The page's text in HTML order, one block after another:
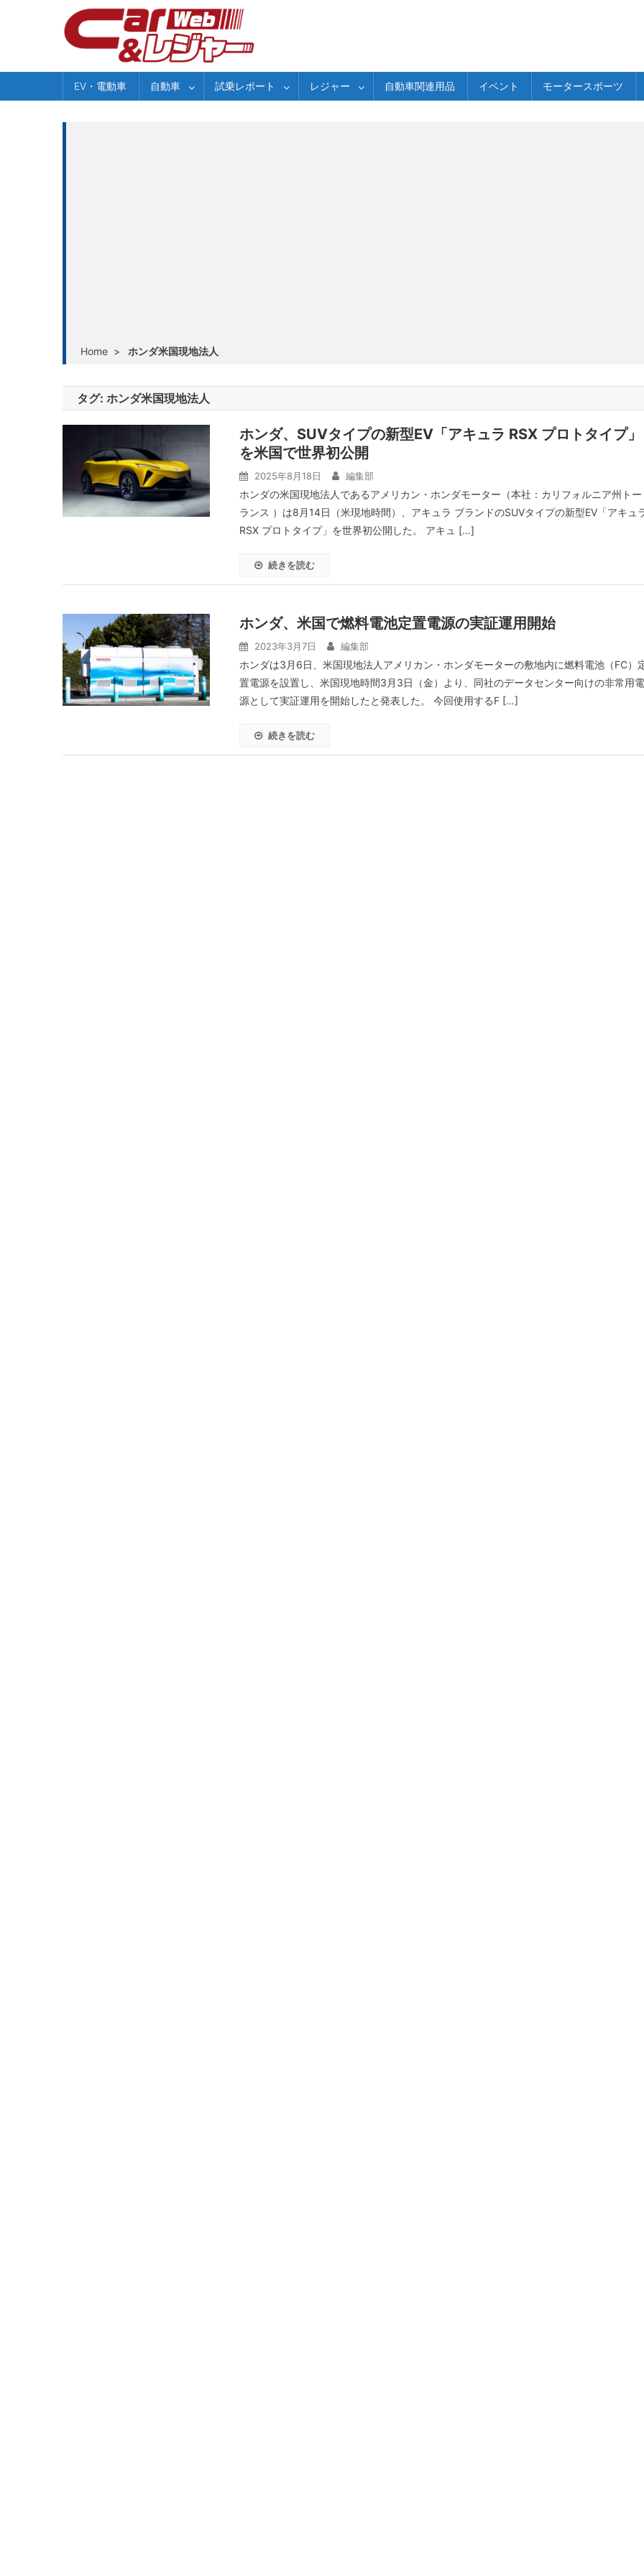
EV・電動車 自動車 試乗レポート レジャー 自動車関連用品 イベント モータースポーツ
Home > ホンダ米国現地法人
タグ: ホンダ米国現地法人
ホンダ、SUVタイプの新型EV「アキュラ RSX プロトタイプ」
を米国で世界初公開
2025年8月18日 編集部
ホンダの米国現地法人であるアメリカン・ホンダモーター（本社：カリフォルニア州トー
ランス ）は8月14日（米現地時間）、アキュラ ブランドのSUVタイプの新型EV「アキュ
RSX プロトタイプ」を世界初公開した。 アキュ […]
続きを読む
ホンダ、米国で燃料電池定置電源の実証運用開始
2023年3月7日 編集部
ホンダは3月6日、米国現地法人アメリカン・ホンダモーターの敷地内に燃料電池（FC）
置電源を設置し、米国現地時間3月3日（金）より、同社のデータセンター向けの非常用電
源として実証運用を開始したと発表した。 今回使用するF […]
続きを読む